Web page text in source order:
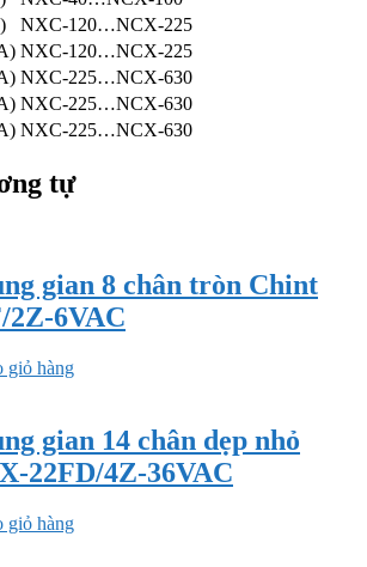
NXC-120…NCX-225
NXC-120…NCX-225
NXC-225…NCX-630
NXC-225…NCX-630
NXC-225…NCX-630
tự
gian 8 chân tròn Chint
2Z-6VAC
giỏ hàng
gian 14 chân dẹp nhỏ
22FD/4Z-36VAC
giỏ hàng